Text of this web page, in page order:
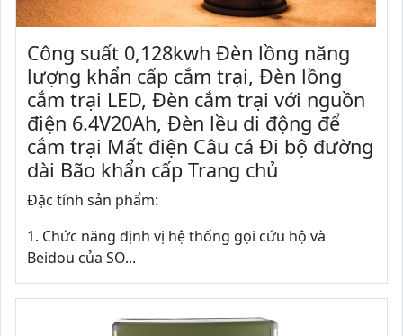
Công suất 0,128kwh Đèn lồng năng
lượng khẩn cấp cắm trại, Đèn lồng
cắm trại LED, Đèn cắm trại với nguồn
điện 6.4V20Ah, Đèn lều di động để
cắm trại Mất điện Câu cá Đi bộ đường
dài Bão khẩn cấp Trang chủ
Đặc tính sản phẩm:
1. Chức năng định vị hệ thống gọi cứu hộ và
Beidou của SO...